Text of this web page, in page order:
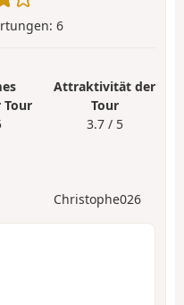
6
Tour
Attraktivität der
Tour
3.7 / 5
Christophe026